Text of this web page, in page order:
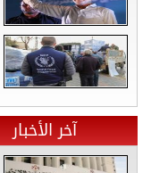
آخر الأخبار